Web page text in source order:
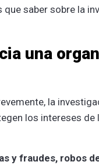
saber sobre la
una
la
los intereses
y fraudes, robos